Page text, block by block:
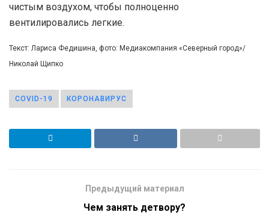
чистым воздухом, чтобы полноценно
вентилировались легкие.
Текст: Лариса Федишина, фото: Медиакомпания «Северный город»/
Николай Щипко
COVID-19 КОРОНАВИРУС
Предыдущий материал
Чем занять детвору?